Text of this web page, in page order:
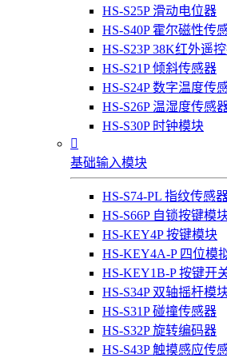
HS-S25P 滑动电位器
HS-S40P 霍尔磁性传
HS-S23P 38K红外遥
HS-S21P 倾斜传感器
HS-S24P 数字温度传
HS-S26P 温湿度传感
HS-S30P 时钟模块

基础输入模块
HS-S74-PL 指纹传感
HS-S66P 自锁按键模
HS-KEY4P 按键模块
HS-KEY4A-P 四位模
HS-KEY1B-P 按键开
HS-S34P 双轴摇杆模
HS-S31P 碰撞传感器
HS-S32P 旋转编码器
HS-S43P 触摸感应传